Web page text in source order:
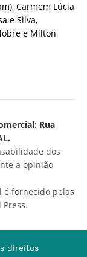
Carmem Lúcia
e Silva,
e Milton
Rua
dos
a opinião
é fornecido pelas
Press.
direitos